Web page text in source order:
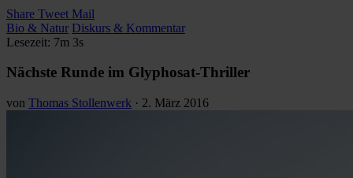
Share Tweet Mail
Bio & Natur Diskurs & Kommentar
Lesezeit: 7m 3s
Nächste Runde im Glyphosat-Thriller
von Thomas Stollenwerk · 2. März 2016